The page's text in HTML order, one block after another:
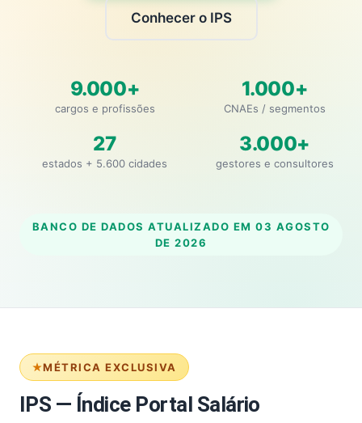
Conhecer o IPS
9.000+
cargos e profissões
1.000+
CNAEs / segmentos
27
estados + 5.600 cidades
3.000+
gestores e consultores
BANCO DE DADOS ATUALIZADO EM 03 AGOSTO
DE 2026
MÉTRICA EXCLUSIVA
IPS — Índice Portal Salário